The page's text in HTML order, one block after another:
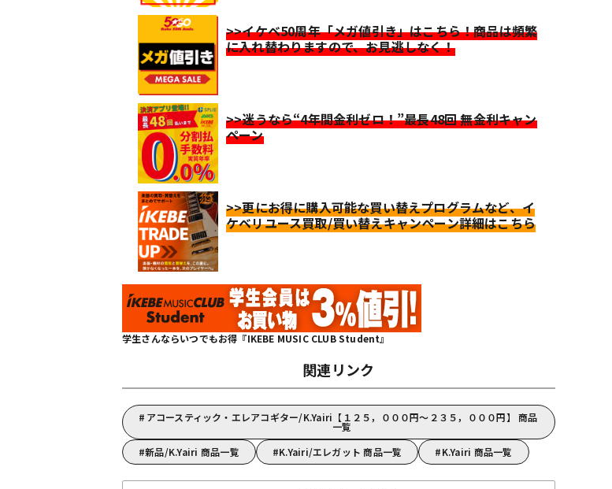
>>イケベ50周年「メガ値引き」はこちら！商品は頻繁
に入れ替わりますので、お見逃しなく！
>>迷うなら“4年間金利ゼロ！”最長48回 無金利キャン
ペーン
>>更にお得に購入可能な買い替えプログラムなど、イ
ケベリユース買取/買い替えキャンペーン詳細はこちら
学生さんならいつでもお得『IKEBE MUSIC CLUB Student』
関連リンク
アコースティック・エレアコギター/K.Yairi【１２５，０００円～２３５，０００円】 商品
一覧
新品/K.Yairi 商品一覧
K.Yairi/エレガット 商品一覧 K.Yairi 商品一覧